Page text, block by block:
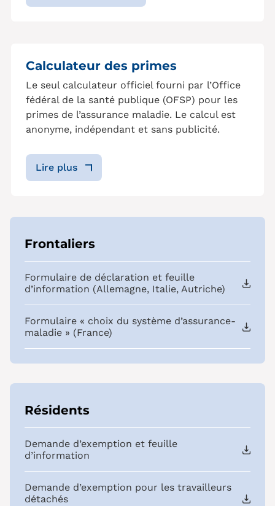
Calculateur des primes
Le seul calculateur officiel fourni par l’Office
fédéral de la santé publique (OFSP) pour les
primes de l’assurance maladie. Le calcul est
anonyme, indépendant et sans publicité.
Lire plus
Frontaliers
Formulaire de déclaration et feuille
d’information (Allemagne, Italie, Autriche)
Formulaire « choix du système d’assurance-
maladie » (France)
Résidents
Demande d’exemption et feuille
d’information
Demande d’exemption pour les travailleurs
détachés